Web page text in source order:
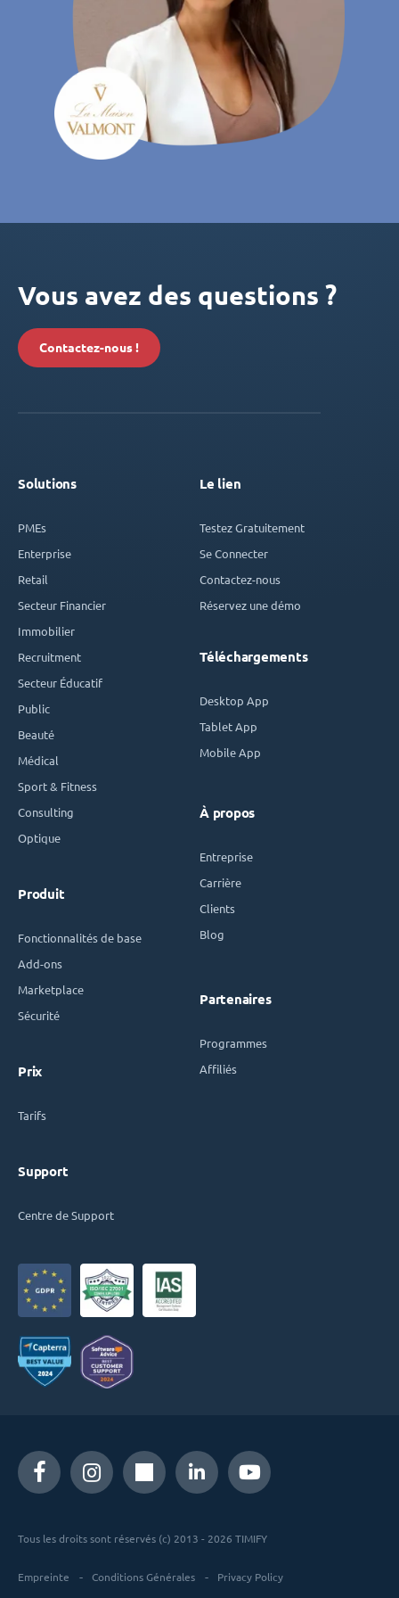
Vous avez des questions ?
Contactez-nous !
Solutions
PMEs
Enterprise
Retail
Secteur Financier
Immobilier
Recruitment
Secteur Éducatif
Public
Beauté
Médical
Sport & Fitness
Consulting
Optique
Produit
Fonctionnalités de base
Add-ons
Marketplace
Sécurité
Prix
Tarifs
Support
Centre de Support
Le lien
Testez Gratuitement
Se Connecter
Contactez-nous
Réservez une démo
Téléchargements
Desktop App
Tablet App
Mobile App
À propos
Entreprise
Carrière
Clients
Blog
Partenaires
Programmes
Affiliés
Tous les droits sont réservés (c) 2013 - 2026 TIMIFY
Empreinte Conditions Générales Privacy Policy